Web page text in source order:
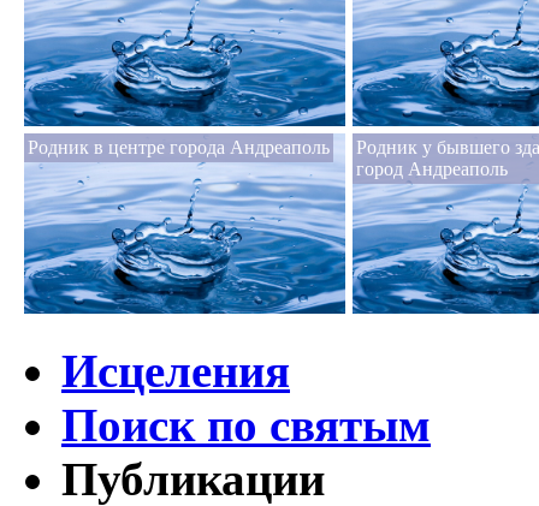
Родник в центре города Андреаполь
Родник у бывшего
город Андреаполь
Исцеления
Поиск по святым
Публикации